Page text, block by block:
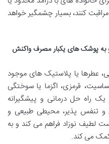
کنند، بسیار چشمگیر خواهد
به پوشک های یکبار مصرف واکنش
عطرها یا پلاستیک های موجود
قرمزی، اگزما یا سوختگی
راه حل درمانی و پیشگیرانه
پنبه ۱۰۰% خالص و تنفس پذیر، محیطی طبیعی و
لطیف نوزاد فراهم می کند و به
می کند.